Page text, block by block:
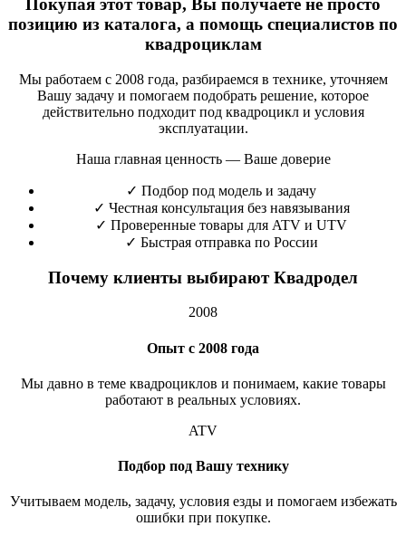
Покупая этот товар, Вы получаете не просто
позицию из каталога, а помощь специалистов по
квадроциклам
Мы работаем с 2008 года, разбираемся в технике, уточняем
Вашу задачу и помогаем подобрать решение, которое
действительно подходит под квадроцикл и условия
эксплуатации.
Наша главная ценность — Ваше доверие
✓ Подбор под модель и задачу
✓ Честная консультация без навязывания
✓ Проверенные товары для ATV и UTV
✓ Быстрая отправка по России
Почему клиенты выбирают Квадродел
2008
Опыт с 2008 года
Мы давно в теме квадроциклов и понимаем, какие товары
работают в реальных условиях.
ATV
Подбор под Вашу технику
Учитываем модель, задачу, условия езды и помогаем избежать
ошибки при покупке.